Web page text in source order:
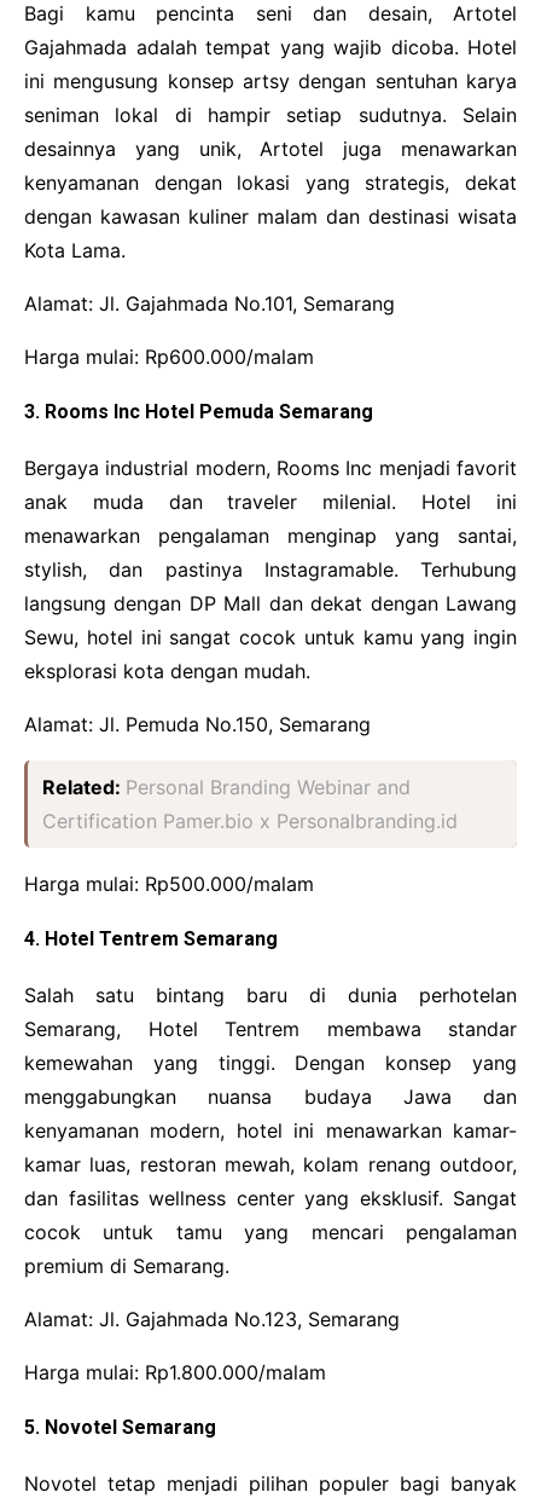
Bagi kamu pencinta seni dan desain, Artotel
Gajahmada adalah tempat yang wajib dicoba. Hotel
ini mengusung konsep artsy dengan sentuhan karya
seniman lokal di hampir setiap sudutnya. Selain
desainnya yang unik, Artotel juga menawarkan
kenyamanan dengan lokasi yang strategis, dekat
dengan kawasan kuliner malam dan destinasi wisata
Kota Lama.
Alamat: Jl. Gajahmada No.101, Semarang
Harga mulai: Rp600.000/malam
3. Rooms Inc Hotel Pemuda Semarang
Bergaya industrial modern, Rooms Inc menjadi favorit
anak muda dan traveler milenial. Hotel ini
menawarkan pengalaman menginap yang santai,
stylish, dan pastinya Instagramable. Terhubung
langsung dengan DP Mall dan dekat dengan Lawang
Sewu, hotel ini sangat cocok untuk kamu yang ingin
eksplorasi kota dengan mudah.
Alamat: Jl. Pemuda No.150, Semarang
Related: Personal Branding Webinar and
Certification Pamer.bio x Personalbranding.id
Harga mulai: Rp500.000/malam
4. Hotel Tentrem Semarang
Salah satu bintang baru di dunia perhotelan
Semarang, Hotel Tentrem membawa standar
kemewahan yang tinggi. Dengan konsep yang
menggabungkan nuansa budaya Jawa dan
kenyamanan modern, hotel ini menawarkan kamar-
kamar luas, restoran mewah, kolam renang outdoor,
dan fasilitas wellness center yang eksklusif. Sangat
cocok untuk tamu yang mencari pengalaman
premium di Semarang.
Alamat: Jl. Gajahmada No.123, Semarang
Harga mulai: Rp1.800.000/malam
5. Novotel Semarang
Novotel tetap menjadi pilihan populer bagi banyak